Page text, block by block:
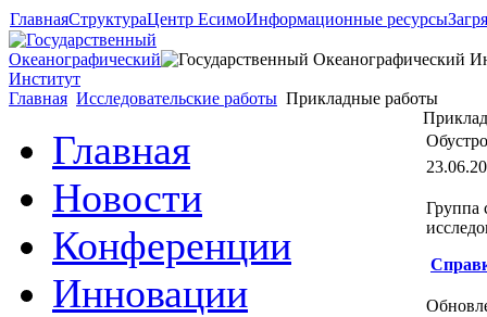
ГлавнаяСтруктураЦентр ЕсимоИнформационные ресурсы
Главная Исследовательские работы Прикладные работы
Главная
Новости
Конференции
Инновации
Группа